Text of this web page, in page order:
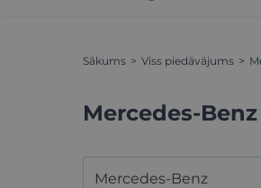
Sākums Viss piedāvājums
Mercedes-
Mercedes-Benz